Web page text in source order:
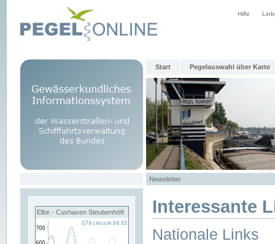
Hilfe
Start Pegelauswahl über Karte
Newsletter
Elbe - Cuxhaven Steubenhöft Interessante
Nationale Links